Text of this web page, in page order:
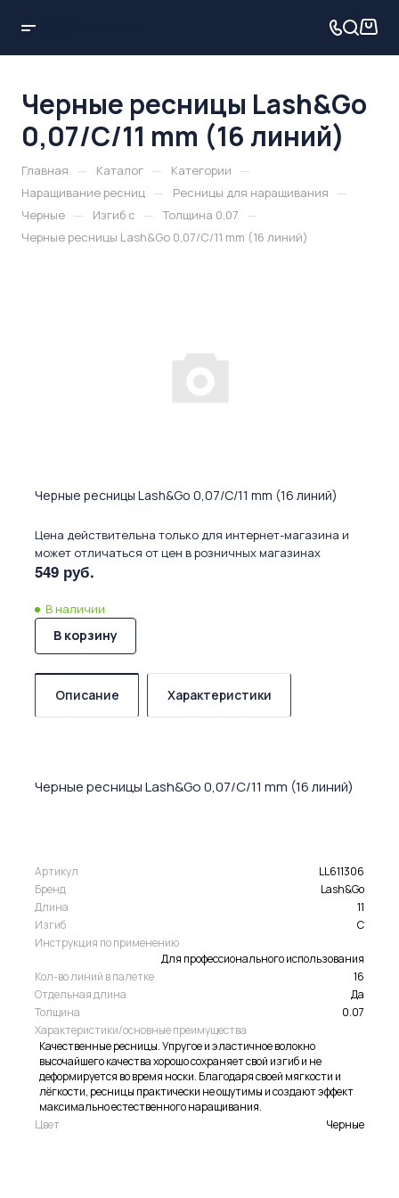
Черные ресницы Lash&Go
0,07/C/11 mm (16 линий)
Главная — Каталог — Категории —
Наращивание ресниц — Ресницы для наращивания —
Черные — Изгиб с — Толщина 0,07 —
Черные ресницы Lash&Go 0,07/C/11 mm (16 линий)
Черные ресницы Lash&Go 0,07/C/11 mm (16 линий)
Цена действительна только для интернет-магазина и
может отличаться от цен в розничных магазинах
549 руб.
В наличии
В корзину
Описание Характеристики
Черные ресницы Lash&Go 0,07/C/11 mm (16 линий)
Артикул
LL611306
Бренд
Lash&Go
Длина
11
Изгиб
C
Инструкция по применению
Для профессионального использования
Кол-во линий в палетке
16
Отдельная длина
Да
Толщина
0.07
Характеристики/основные преимущества
Качественные ресницы. Упругое и эластичное волокно
высочайшего качества хорошо сохраняет свой изгиб и не
деформируется во время носки. Благодаря своей мягкости и
лёгкости, ресницы практически не ощутимы и создают эффект
максимально естественного наращивания.
Цвет
Черные